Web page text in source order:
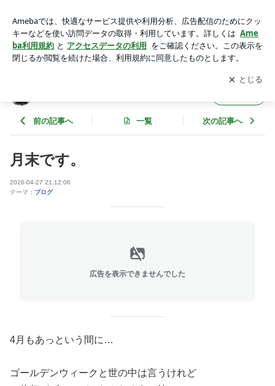
アプリをダウンロードして ブログの更新通知
を受け取りまし
ょう。
開く
前の記事へ 一覧 次の記事へ
月末です。
2026-04-27 21:12:06
テーマ： ブログ
広告を表示できませんでした
4月もあっという間に…
ゴールデンウィークと世の中は言うけれど